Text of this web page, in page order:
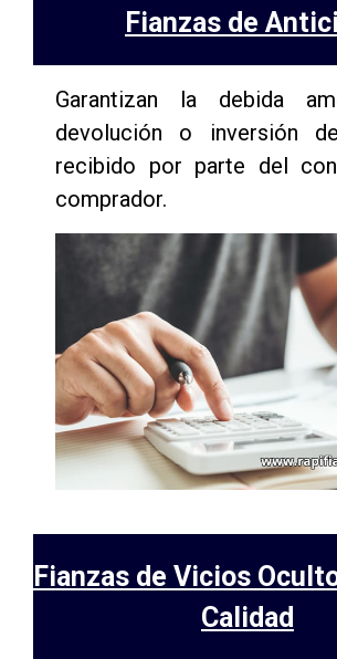
Fianzas de
Garantizan la debida
devolución o inversión
recibido por parte del
comprador.
Fianzas de Vicios
Calidad